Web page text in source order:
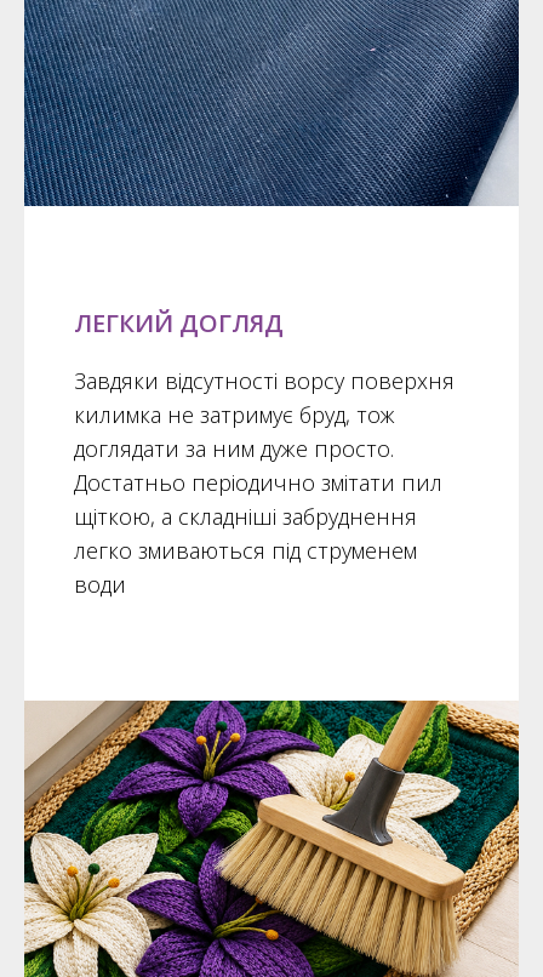
ЛЕГКИЙ ДОГЛЯД
Завдяки відсутності ворсу поверхня
килимка не затримує бруд, тож
доглядати за ним дуже просто.
Достатньо періодично змітати пил
щіткою, а складніші забруднення
легко змиваються під струменем
води